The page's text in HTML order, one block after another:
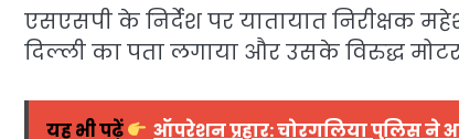
एसएसपी के निर्देश पर यातायात निरीक्षक
दिल्ली का पता लगाया और उसके विरुद्ध
यह भी पढ़ें ऑपरेशन प्रहार: चोरगलिया पुलिस ने